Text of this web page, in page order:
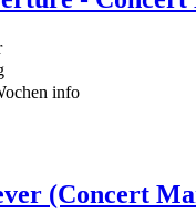
info
(Concert